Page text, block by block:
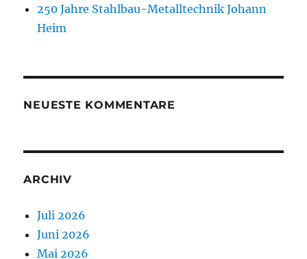
250 Jahre Stahlbau-Metalltechnik Johann
Heim
NEUESTE KOMMENTARE
ARCHIV
Juli 2026
Juni 2026
Mai 2026